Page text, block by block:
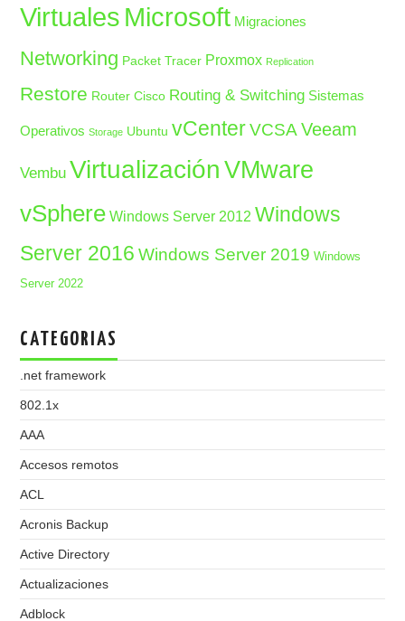
Virtuales Microsoft Migraciones
Networking Packet Tracer Proxmox Replication
Restore Router Cisco Routing & Switching Sistemas
Operativos Storage Ubuntu vCenter VCSA Veeam
Vembu Virtualización VMware
vSphere Windows Server 2012 Windows
Server 2016 Windows Server 2019 Windows
Server 2022
CATEGORIAS
.net framework
802.1x
AAA
Accesos remotos
ACL
Acronis Backup
Active Directory
Actualizaciones
Adblock